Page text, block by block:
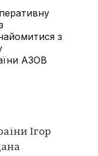
з
АЗОВ
Ігор